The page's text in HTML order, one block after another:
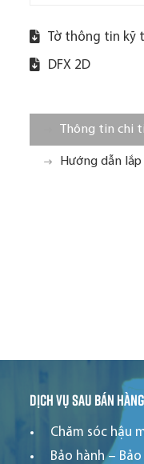
Tờ thông tin kỹ
DFX 2D
Thông tin chi
Hướng dẫn
Dịch vụ sau bán hàng
Chăm sóc hậu
Bảo hành –